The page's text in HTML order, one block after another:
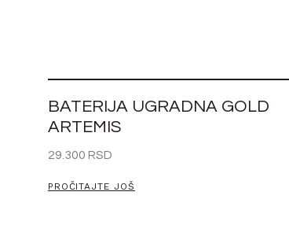
BATERIJA UGRADNA GOLD
ARTEMIS
29.300 RSD
PROČITAJTE JOŠ